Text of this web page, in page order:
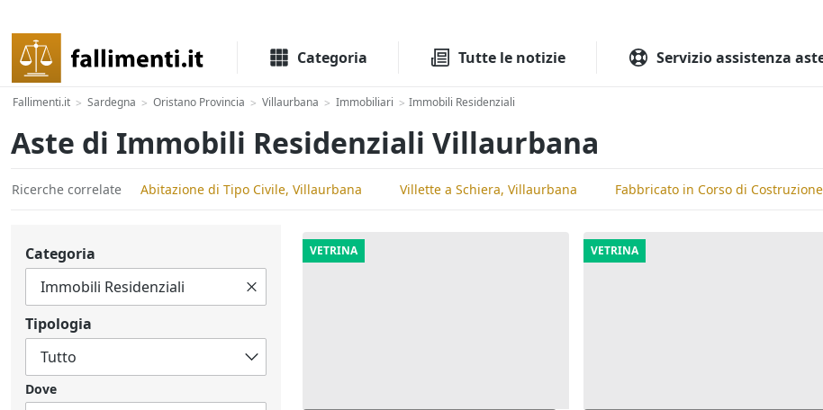
Categoria Tutte le notizie Servizio assistenza
Fallimenti.it > Sardegna > Oristano Provincia > Villaurbana > Immobiliari > Immobili Residenziali
Aste di Immobili Residenziali Villaurbana
Ricerche correlate Abitazione di Tipo Civile, Villaurbana Villette a Schiera, Villaurbana Fabbricato in Corso di
Categoria
Tipologia
Dove
VETRINA VETRINA